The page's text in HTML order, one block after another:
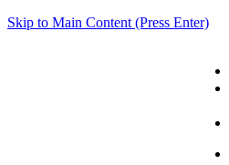
Skip to Main Content (Press Enter)